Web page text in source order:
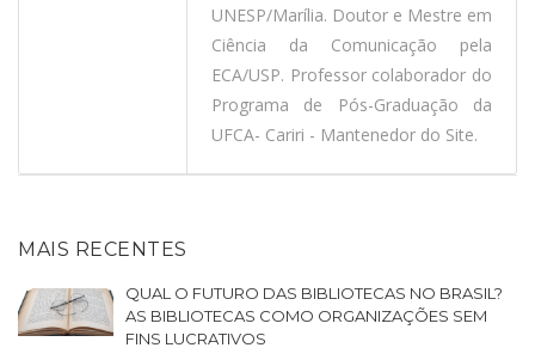
UNESP/Marília. Doutor e Mestre em
Ciência da Comunicação pela
ECA/USP. Professor colaborador do
Programa de Pós-Graduação da
UFCA- Cariri - Mantenedor do Site.
MAIS RECENTES
QUAL O FUTURO DAS BIBLIOTECAS NO BRASIL?
AS BIBLIOTECAS COMO ORGANIZAÇÕES SEM
FINS LUCRATIVOS